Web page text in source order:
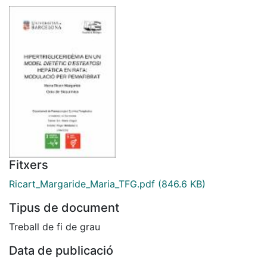
Fitxers
Ricart_Margaride_Maria_TFG.pdf (846.6 KB)
Tipus de document
Treball de fi de grau
Data de publicació